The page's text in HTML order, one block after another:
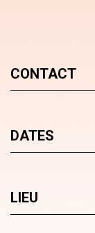
CONTACT
DATES
LIEU